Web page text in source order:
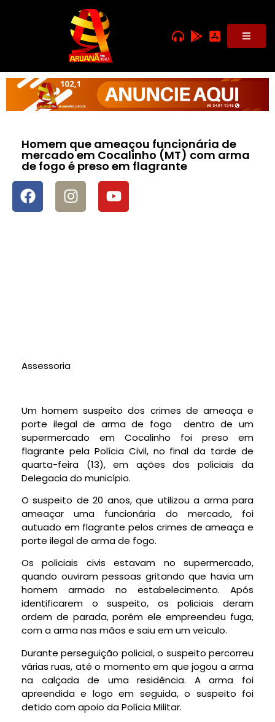
Homem que ameaçou funcionária de
mercado em Cocalinho (MT) com arma
de fogo é preso em flagrante
Assessoria
Um homem suspeito dos crimes de ameaça e
porte ilegal de arma de fogo dentro de um
supermercado em Cocalinho foi preso em
flagrante pela Polícia Civil, no final da tarde de
quarta-feira (13), em ações dos policiais da
Delegacia do município.
O suspeito de 20 anos, que utilizou a arma para
ameaçar uma funcionária do mercado, foi
autuado em flagrante pelos crimes de ameaça e
porte ilegal de arma de fogo.
Os policiais civis estavam no supermercado,
quando ouviram pessoas gritando que havia um
homem armado no estabelecimento. Após
identificarem o suspeito, os policiais deram
ordem de parada, porém ele empreendeu fuga,
com a arma nas mãos e saiu em um veículo.
Durante perseguição policial, o suspeito percorreu
várias ruas, até o momento em que jogou a arma
na calçada de uma residência. A arma foi
apreendida e logo em seguida, o suspeito foi
detido com apoio da Polícia Militar.